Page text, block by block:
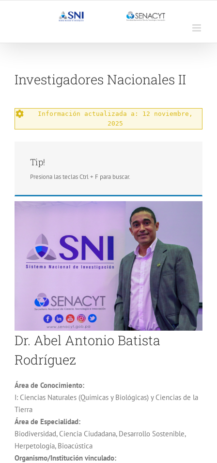
Investigadores Nacionales II
Información actualizada a: 12 noviembre,
2025
Tip!
Presiona las teclas Ctrl + F para buscar.
Dr. Abel Antonio Batista
Rodríguez
Área de Conocimiento:
I: Ciencias Naturales (Químicas y Biológicas) y Ciencias de la
Tierra
Área de Especialidad:
Biodiversidad, Ciencia Ciudadana, Desarrollo Sostenible,
Herpetología, Bioacústica
Organismo/Institución vinculado: